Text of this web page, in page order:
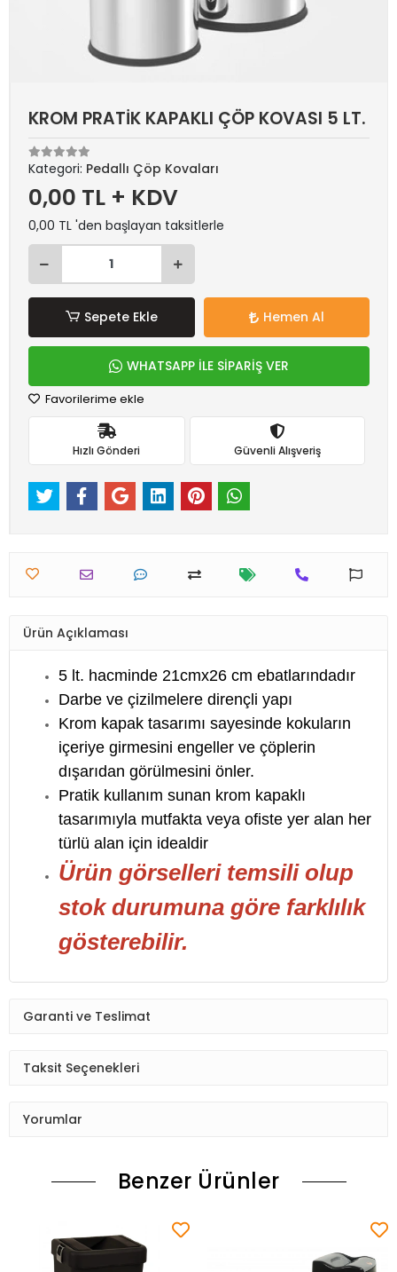
KROM PRATİK KAPAKLI ÇÖP KOVASI 5 LT.
Kategori: Pedallı Çöp Kovaları
0,00 TL + KDV
0,00 TL 'den başlayan taksitlerle
Sepete Ekle Hemen Al
WHATSAPP İLE SİPARİŞ VER
Favorilerime ekle
Hızlı Gönderi Güvenli Alışveriş
Ürün Açıklaması
5 lt. hacminde 21cmx26 cm ebatlarındadır
Darbe ve çizilmelere dirençli yapı
Krom kapak tasarımı sayesinde kokuların
içeriye girmesini engeller ve çöplerin
dışarıdan görülmesini önler.
Pratik kullanım sunan krom kapaklı
tasarımıyla mutfakta veya ofiste yer alan her
türlü alan için idealdir
Ürün görselleri temsili olup
stok durumuna göre farklılık
gösterebilir.
Garanti ve Teslimat
Taksit Seçenekleri
Yorumlar
Benzer Ürünler